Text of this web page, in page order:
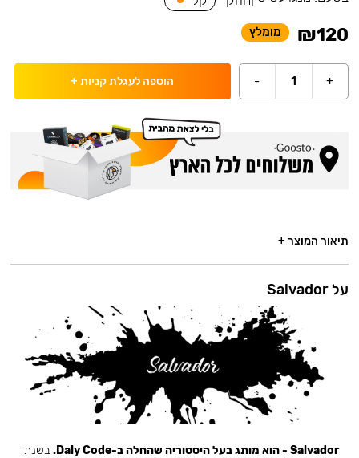
₪120 מומלץ
+
1
- הוספה לעגלת קניות +
תיאור המוצר +
על Salvador
Salvador - הוא מותג בעל היסטוריה שהחלה ב-Daly Code.
בשנת